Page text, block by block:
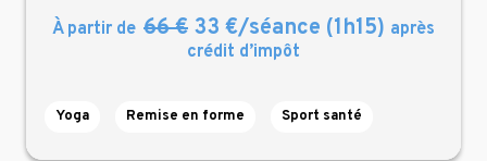
À partir de 66 € 33 €/séance (1h15) après
crédit d’impôt
Yoga Remise en forme Sport santé